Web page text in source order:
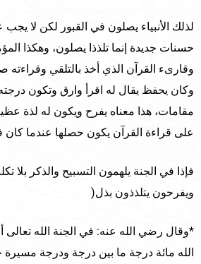
لذلك الأنبياء يصلون في القبور لكن لا يجب
حسنات جديدة إنما تلذذا يصلون، وهكذا
وقارىء القرآن الذي أخذ بالتلقي
وكان يحفظ يقال له اقرأ وارق وتكون
مقامات، هذا معناه يفرح ويكون له لذة
على قراءة القرآن يكون حصلها عندما كان
فإذا في الجنة يلهمون التسبيح والذكر بلا
ويفرحون يتلذذون بذل(
*وقال رضي الله عنه: في الجنة الله
الله مائة درجة ما بين درجة ودرجة